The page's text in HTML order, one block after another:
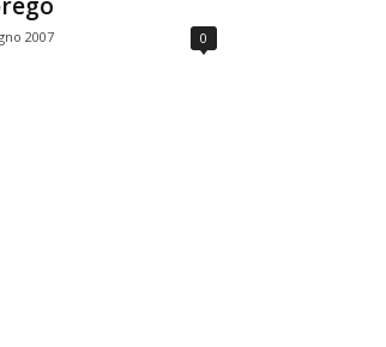
2007 0